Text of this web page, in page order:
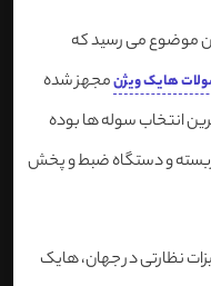
موضوع می رسید که
هایک ویژنمجهز شده
انتخاب سوله ها بوده
و دستگاه ضبط و پخش
نظارتی در جهان، هایک